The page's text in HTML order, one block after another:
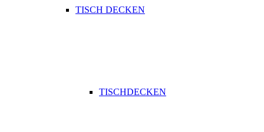
TISCH DECKEN
TISCHDECKEN